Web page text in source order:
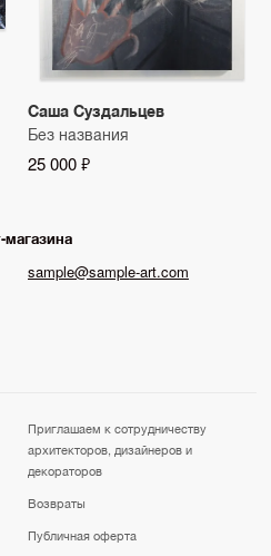
Саша Суздальцев
Без названия
25 000 ₽
sample@sample-art.com
Приглашаем к сотрудничеству
архитекторов, дизайнеров и
декораторов
Возвраты
Публичная оферта